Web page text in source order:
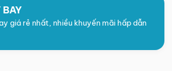
BAY
giá rẻ nhất, nhiều khuyến mãi hấp dẫn